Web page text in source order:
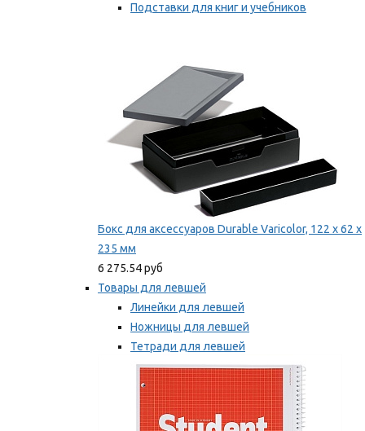
Подставки для книг и учебников
Бокс для аксессуаров Durable Varicolor, 122 x 62 x
235 мм
6 275.54 руб
Товары для левшей
Линейки для левшей
Ножницы для левшей
Тетради для левшей
Точилки для левшей
Мы рекомендуем